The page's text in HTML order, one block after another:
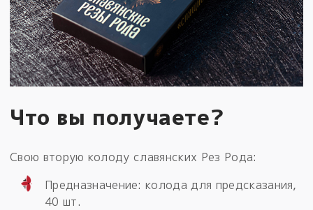
Что вы получаете?
Свою вторую колоду славянских Рез Рода:
Предназначение: колода для предсказания,
40 шт.